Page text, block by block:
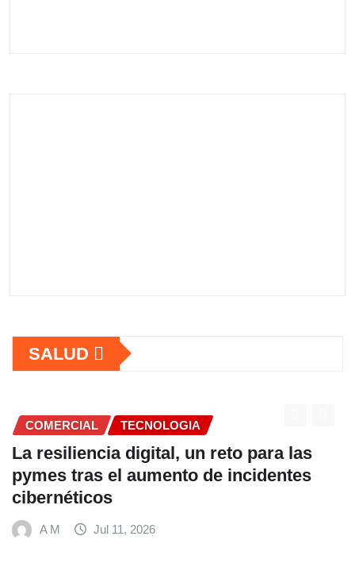
SALUD
COMERCIAL
Fundación Ficohsa fortalece la
alimentación escolar y promueve
hábitos saludables junto al
Mundial de Alimentos y Nestlé